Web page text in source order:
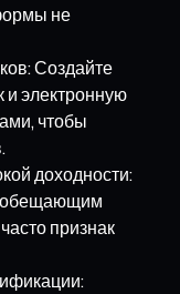
не
Создайте
и электронную
чтобы
доходности:
обещающим
признак